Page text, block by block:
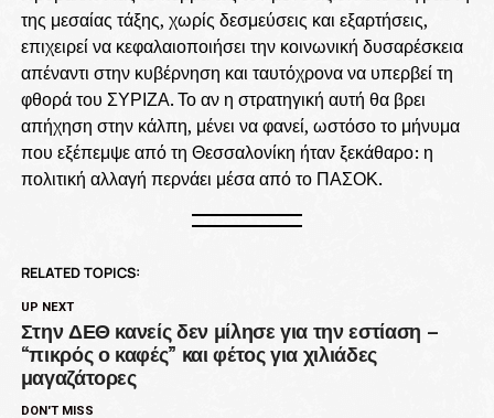
της μεσαίας τάξης, χωρίς δεσμεύσεις και εξαρτήσεις,
επιχειρεί να κεφαλαιοποιήσει την κοινωνική δυσαρέσκεια
απέναντι στην κυβέρνηση και ταυτόχρονα να υπερβεί τη
φθορά του ΣΥΡΙΖΑ. Το αν η στρατηγική αυτή θα βρει
απήχηση στην κάλπη, μένει να φανεί, ωστόσο το μήνυμα
που εξέπεμψε από τη Θεσσαλονίκη ήταν ξεκάθαρο: η
πολιτική αλλαγή περνάει μέσα από το ΠΑΣΟΚ.
RELATED TOPICS:
UP NEXT
Στην ΔΕΘ κανείς δεν μίλησε για την εστίαση –
“πικρός ο καφές” και φέτος για χιλιάδες
μαγαζάτορες
DON'T MISS